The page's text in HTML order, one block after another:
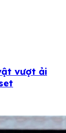
vượt ải